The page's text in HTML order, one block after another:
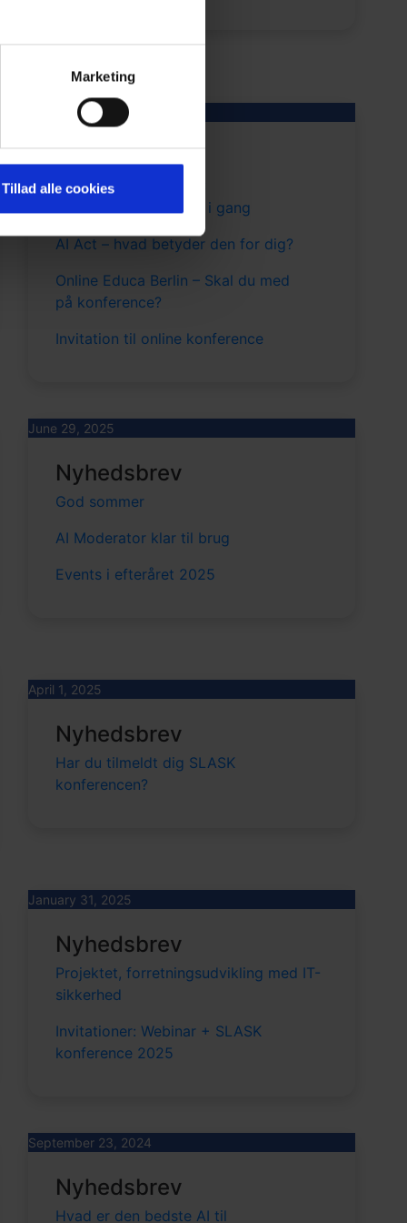
Marketing
Tillad alle cookies
October 15, 2025
Nyhedsbrev
Kick off for Sektor AI:
Administrationerne er i gang
AI Act – hvad betyder den for dig?
Online Educa Berlin – Skal du med
på konference?
Invitation til online konference
June 29, 2025
Nyhedsbrev
God sommer
AI Moderator klar til brug
Events i efteråret 2025
April 1, 2025
Nyhedsbrev
Har du tilmeldt dig SLASK
konferencen?
January 31, 2025
Nyhedsbrev
Projektet, forretningsudvikling med IT-
sikkerhed
Invitationer: Webinar + SLASK
konference 2025
September 23, 2024
Nyhedsbrev
Hvad er den bedste AI til